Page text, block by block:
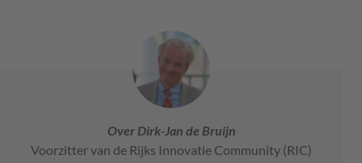
Over Dirk-Jan de Bruijn
Voorzitter van de Rijks Innovatie Community (RIC)